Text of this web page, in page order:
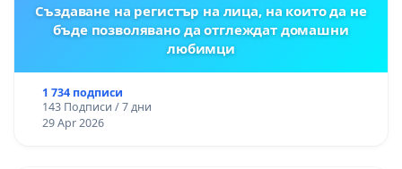
Създаване на регистър на лица, на които да не
бъде позволявано да отглеждат домашни
любимци
1 734 подписи
143 Подписи / 7 дни
29 Apr 2026